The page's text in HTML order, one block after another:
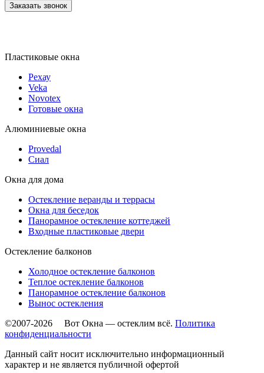
Заказать звонок
Пластиковые окна
Рехау
Veka
Novotex
Готовые окна
Алюминиевые окна
Provedal
Сиал
Окна для дома
Остекление веранды и террасы
Окна для беседок
Панорамное остекление коттеджей
Входные пластиковые двери
Остекление балконов
Холодное остекление балконов
Теплое остекление балконов
Панорамное остекление балконов
Вынос остекления
©2007-2026 Вот Окна — остеклим всё. Политика
конфиденциальности
Данный сайт носит исключительно информационный
характер и не является публичной офертой